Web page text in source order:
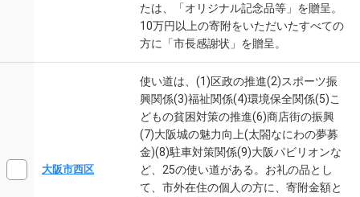
たは、「オリジナル記念品等」を贈呈。
10万円以上の寄附をいただいたすべての
方に「市長感謝状」を贈呈。
大阪市西区
使い道は、(1)区政の推進(2)スポーツ振
興関係(3)福祉関係(4)環境保全関係(5)こ
どもの貧困対策の推進(6)商店街の振興
(7)大阪城の魅力向上(太閤なにわの夢募
金)(8)駐車対策関係(9)大阪パビリオンな
ど、25の使い道がある。お礼の品とし
て、市外在住の個人の方に、寄附金額と